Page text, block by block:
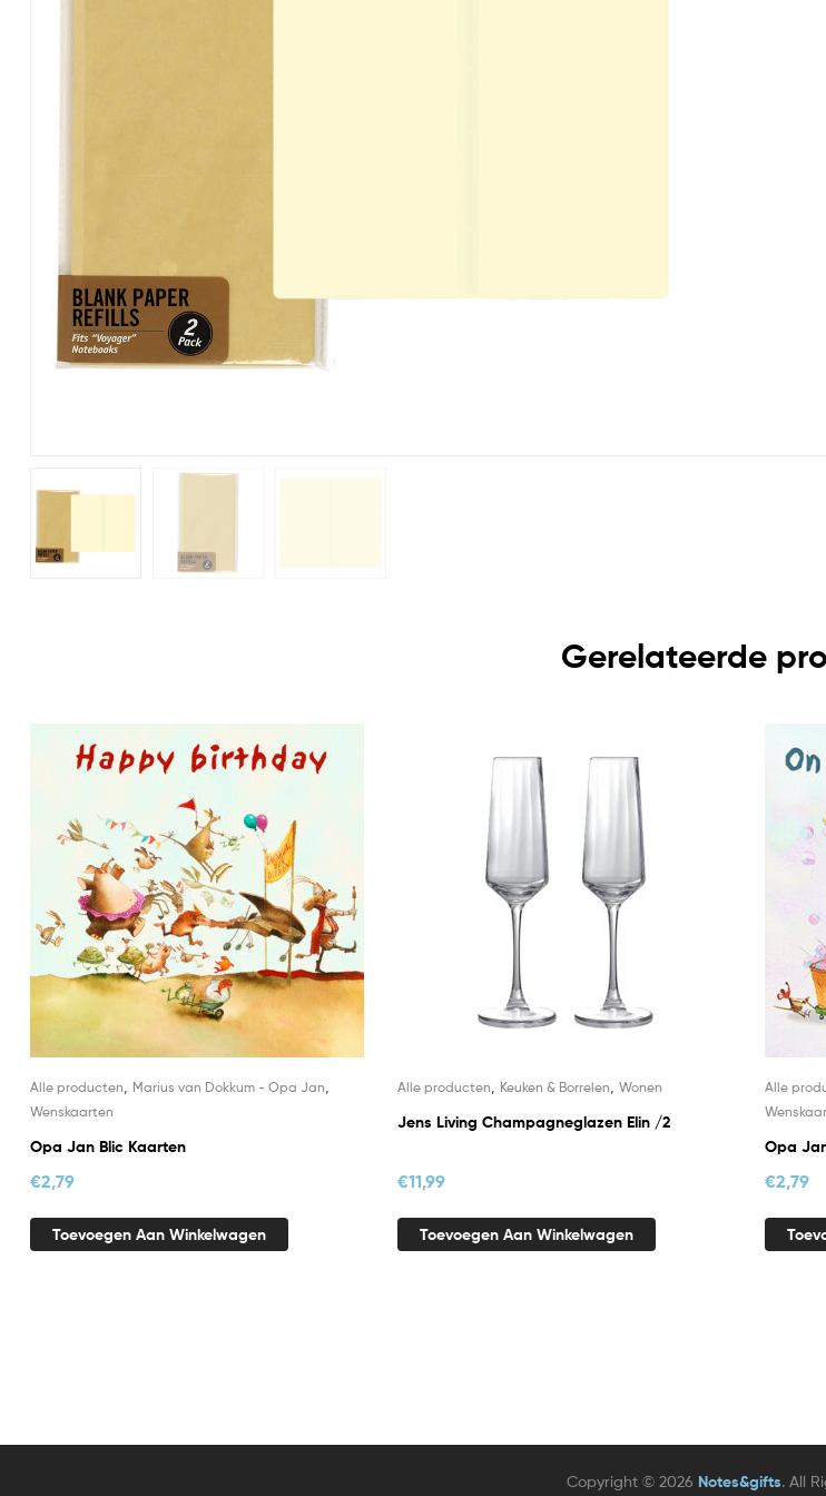
Gerelateerde
Alle producten Marius van Dokkum - Opa Jan
Wenskaarten
Opa Jan Blic Kaarten
€2,79
Toevoegen Aan Winkelwagen
Alle producten Keuken & Borrelen Wonen
Jens Living Champagneglazen Elin /2
€11,99
Toevoegen Aan Winkelwagen
Alle
Opa
€2,79
Copyright © 2026 Notes&gifts. All